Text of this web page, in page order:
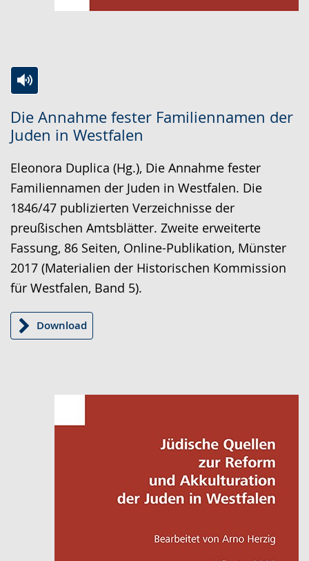
Die Annahme fester Familiennamen der
Juden in Westfalen
Leichten
Sprache
wechseln.
Audio-
Unterstützung.
Video
in
Deutscher
Gebärdensprache
wird
angezeigt.
Eleonora Duplica (Hg.), Die Annahme fester
Familiennamen der Juden in Westfalen. Die
1846/47 publizierten Verzeichnisse der
preußischen Amtsblätter. Zweite erweiterte
Fassung, 86 Seiten, Online-Publikation, Münster
2017 (Materialien der Historischen Kommission
für Westfalen, Band 5).
Download